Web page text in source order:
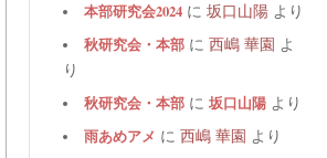
本部研究会2024 に 坂口山陽 より
秋研究会・本部 に 西嶋 華園 よ
り
秋研究会・本部 に 坂口山陽 より
雨あめアメ に 西嶋 華園 より